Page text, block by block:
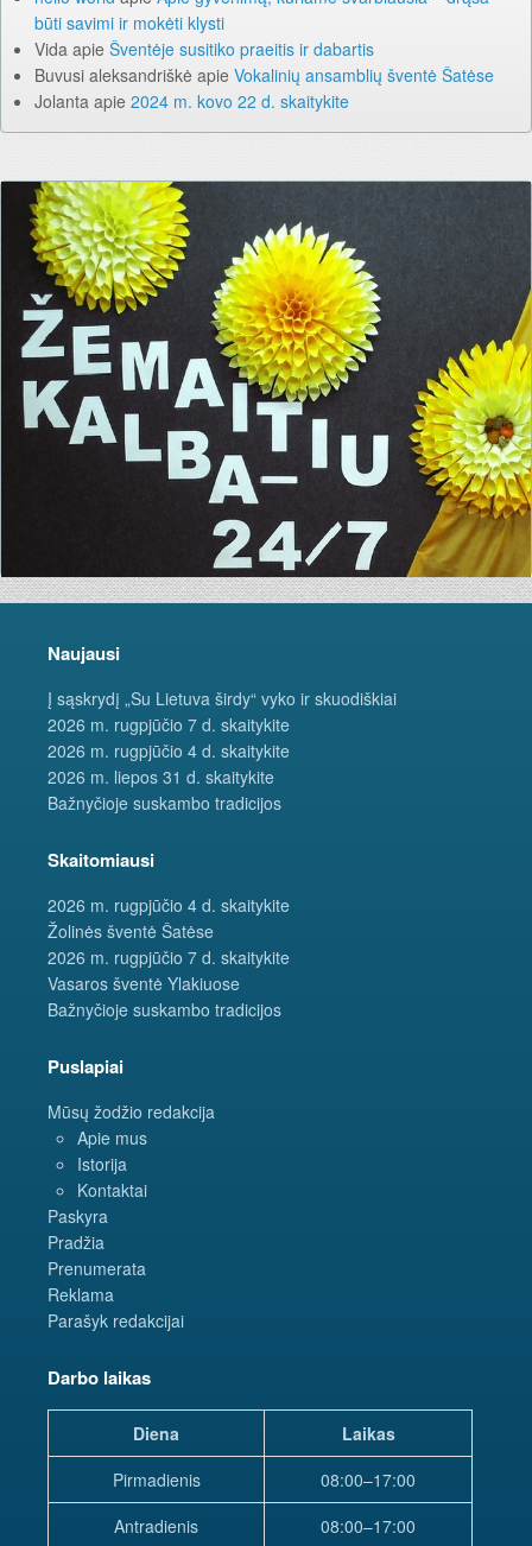
būti savimi ir mokėti klysti
Vida apie Šventėje susitiko praeitis ir dabartis
Buvusi aleksandriškė apie Vokalinių ansamblių šventė Šatėse
Jolanta apie 2024 m. kovo 22 d. skaitykite
Naujausi
Į sąskrydį „Su Lietuva širdy“ vyko ir skuodiškiai
2026 m. rugpjūčio 7 d. skaitykite
2026 m. rugpjūčio 4 d. skaitykite
2026 m. liepos 31 d. skaitykite
Bažnyčioje suskambo tradicijos
Skaitomiausi
2026 m. rugpjūčio 4 d. skaitykite
Žolinės šventė Šatėse
2026 m. rugpjūčio 7 d. skaitykite
Vasaros šventė Ylakiuose
Bažnyčioje suskambo tradicijos
Puslapiai
Mūsų žodžio redakcija
Apie mus
Istorija
Kontaktai
Paskyra
Pradžia
Prenumerata
Reklama
Parašyk redakcijai
Darbo laikas
Diena
Laikas
Pirmadienis
08:00–17:00
Antradienis
08:00–17:00